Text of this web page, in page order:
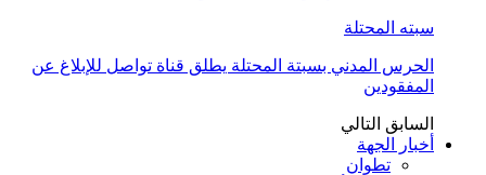
سبته المحتلة
الحرس المدني بسبتة المحتلة يطلق قناة تواصل للإبلاغ عن
المفقودين
السابق التالي
أخبار الجهة
تطوان